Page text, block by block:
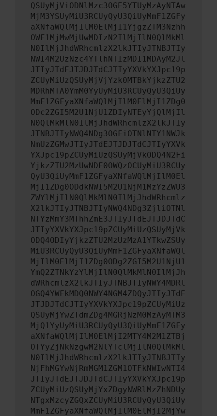
QSUyMjViODNlMzc3OGE5YTUyMzAyNTAw
MjM3YSUyMiU3RCUyQyU3QiUyMmF1ZGFy
aXNfaWQlMjIlM0ElMjI1YjgzZTM3Nzhh
OWE1MjMwMjUwMDIzN2IlMjIlN0QlMkMl
N0IlMjJhdWRhcmlzX2lkJTIyJTNBJTIy
NWI4M2UzNzc4YTlhNTIzMDI1MDAyM2Jl
JTIyJTdEJTJDJTdCJTIyYXVkYXJpc19p
ZCUyMiUzQSUyMjVjYzk0MTBkYjkzZTU2
MDRhMTA0YmM0YyUyMiU3RCUyQyU3QiUy
MmF1ZGFyaXNfaWQlMjIlM0ElMjI1ZDg0
ODc2ZGI5M2U1NjU1ZDIyNTEyYjQlMjIl
N0QlMkMlN0IlMjJhdWRhcmlzX2lkJTIy
JTNBJTIyNWQ4NDg3OGFiOTNlNTY1NWJk
NmUzZGMwJTIyJTdEJTJDJTdCJTIyYXVk
YXJpc19pZCUyMiUzQSUyMjVkODQ4N2Fi
YjkzZTU2MzUwNDE0OWQzOCUyMiU3RCUy
QyU3QiUyMmF1ZGFyaXNfaWQlMjIlM0El
MjI1ZDg0ODdkNWI5M2U1NjM1MzYzZWU3
ZWYlMjIlN0QlMkMlN0IlMjJhdWRhcmlz
X2lkJTIyJTNBJTIyNWQ4NDg3ZjliOTNl
NTYzMmY3MThhZmE3JTIyJTdEJTJDJTdC
JTIyYXVkYXJpc19pZCUyMiUzQSUyMjVk
ODQ4ODIyYjkzZTU2MzUzMzA1YTkwZSUy
MiU3RCUyQyU3QiUyMmF1ZGFyaXNfaWQl
MjIlM0ElMjI1ZDg0ODg2ZGI5M2U1NjU1
YmQ2ZTNkYzYlMjIlN0QlMkMlN0IlMjJh
dWRhcmlzX2lkJTIyJTNBJTIyNWY4MDRl
OGQ4YWFkMDQ0NWY4NGM4ZDQyJTIyJTdE
JTJDJTdCJTIyYXVkYXJpc19pZCUyMiUz
QSUyMjYwZTdmZDg4MGRjNzM0MzAyMTM3
MjQ1YyUyMiU3RCUyQyU3QiUyMmF1ZGFy
aXNfaWQlMjIlM0ElMjI2MTY4M2M1ZTBj
OTYyZjNkNzgwM2NlYTclMjIlN0QlMkMl
N0IlMjJhdWRhcmlzX2lkJTIyJTNBJTIy
NjFhMGYwNjRmMGM1ZGM1OTFkNWIwNTI4
JTIyJTdEJTJDJTdCJTIyYXVkYXJpc19p
ZCUyMiUzQSUyMjYxZDgyNWRlMzZhNDUy
NTgxMzcyZGQxZCUyMiU3RCUyQyU3QiUy
MmF1ZGFyaXNfaWQlMjIlM0ElMjI2MjYw